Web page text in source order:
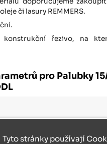
či lasury REMMERS.
řezivo, na
pro Palubky
Tyto stránky používají